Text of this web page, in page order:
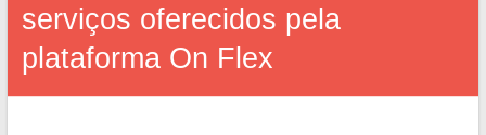
serviços oferecidos pela
plataforma On Flex